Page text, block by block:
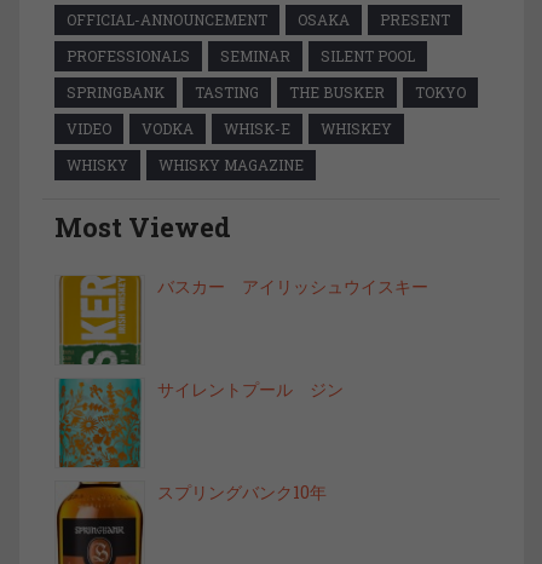
OFFICIAL-ANNOUNCEMENT
OSAKA
PRESENT
PROFESSIONALS
SEMINAR
SILENT POOL
SPRINGBANK
TASTING THE BUSKER
TOKYO
VIDEO
VODKA WHISK-E
WHISKEY
WHISKY
WHISKY MAGAZINE
Most Viewed
バスカー アイリッシュウイスキー
サイレントプール ジン
スプリングバンク10年